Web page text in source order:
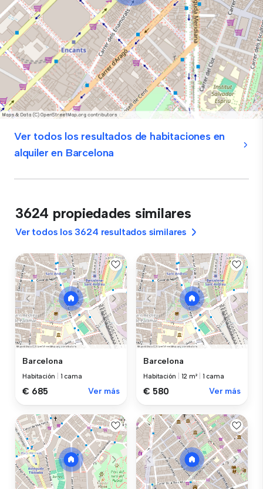
Ver todos los resultados de habitaciones en
alquiler en Barcelona
3624 propiedades similares
Ver todos los 3624 resultados similares
Barcelona
Habitación 1 cama
€ 685 Ver más
Barcelona
Habitación 12 m² 1 cama
€ 580 Ver más